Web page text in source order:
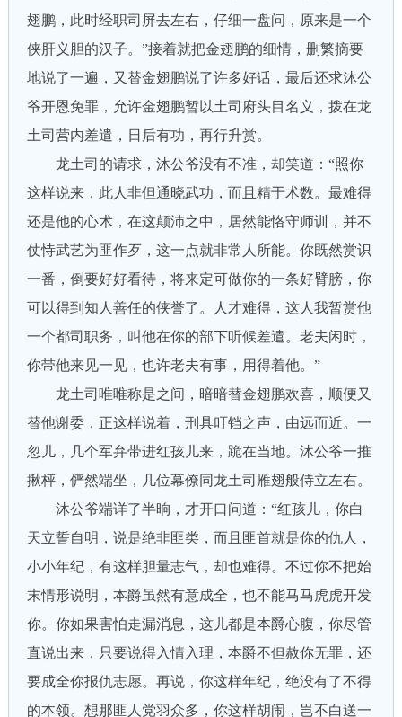
翅鹏，此时经职司屏去左右，仔细一盘问，原来是一个
侠肝义胆的汉子。”接着就把金翅鹏的细情，删繁摘要
地说了一遍，又替金翅鹏说了许多好话，最后还求沐公
爷开恩免罪，允许金翅鹏暂以土司府头目名义，拨在龙
土司营内差遣，日后有功，再行升赏。
龙土司的请求，沐公爷没有不准，却笑道：“照你
这样说来，此人非但通晓武功，而且精于术数。最难得
还是他的心术，在这颠沛之中，居然能恪守师训，并不
仗恃武艺为匪作歹，这一点就非常人所能。你既然赏识
一番，倒要好好看待，将来定可做你的一条好臂膀，你
可以得到知人善任的侠誉了。人才难得，这人我暂赏他
一个都司职务，叫他在你的部下听候差遣。老夫闲时，
你带他来见一见，也许老夫有事，用得着他。”
龙土司唯唯称是之间，暗暗替金翅鹏欢喜，顺便又
替他谢委，正这样说着，刑具叮铛之声，由远而近。一
忽儿，几个军弁带进红孩儿来，跪在当地。沐公爷一推
揪枰，俨然端坐，几位幕僚同龙土司雁翅般侍立左右。
沐公爷端详了半晌，才开口问道：“红孩儿，你白
天立誓自明，说是绝非匪类，而且匪首就是你的仇人，
小小年纪，有这样胆量志气，却也难得。不过你不把始
末情形说明，本爵虽然有意成全，也不能马马虎虎开发
你。你如果害怕走漏消息，这儿都是本爵心腹，你尽管
直说出来，只要说得入情入理，本爵不但赦你无罪，还
要成全你报仇志愿。再说，你这样年纪，绝没有了不得
的本领。想那匪人党羽众多，你这样胡闹，岂不白送一